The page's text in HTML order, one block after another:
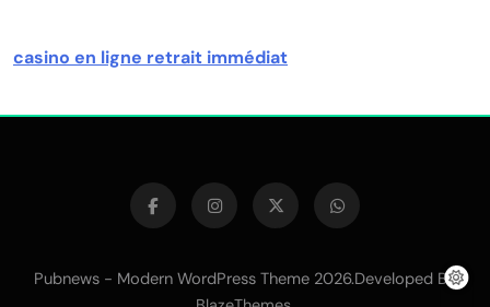
casino en ligne retrait immédiat
Pubnews - Modern WordPress Theme 2026.Developed By